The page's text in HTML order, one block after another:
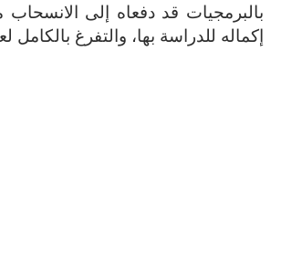
بالبرمجيات قد دفعاه إلى الانسحاب
إكماله للدراسة بها، والتفرغ بالكامل